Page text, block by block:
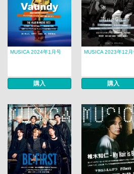
MUSICA 2024年1月号
購入
MUSICA 2023年12月
購入